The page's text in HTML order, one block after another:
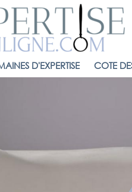
D'EXPERTISE COTE